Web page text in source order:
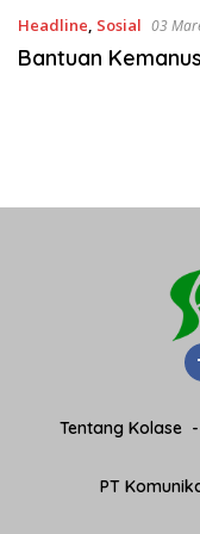
Headline, Sosial 03
Bantuan
Tentang Kolase
PT